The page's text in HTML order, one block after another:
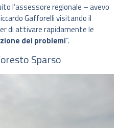
l’assessore regionale – avevo
Gafforelli visitando il
di attivare rapidamente le
dei problemi“.
Sparso